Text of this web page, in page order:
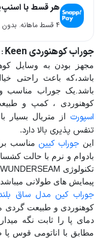
هر قسط با
۴ قسط ماهانه. بدون سود، چک و ضامن.
جوراب کوهنوردی Keen :
مجهز بودن به وسایل
باشد،که باعث راحتی
باشد.یک جوراب مناسب
کوهنوردی ، کمپ و
اسپورت از متریال بسیار
تنفس پذیری بالا دارد.
این جوراب کیین مناسب
بادوام و نرم با حالت
پیمایش های طولانی میباشد.
جوراب کین مدل ساق
کوهنوردی و طبیعت گردی
دمای پا را ثابت نگه
مطابق با اناتومی قوس